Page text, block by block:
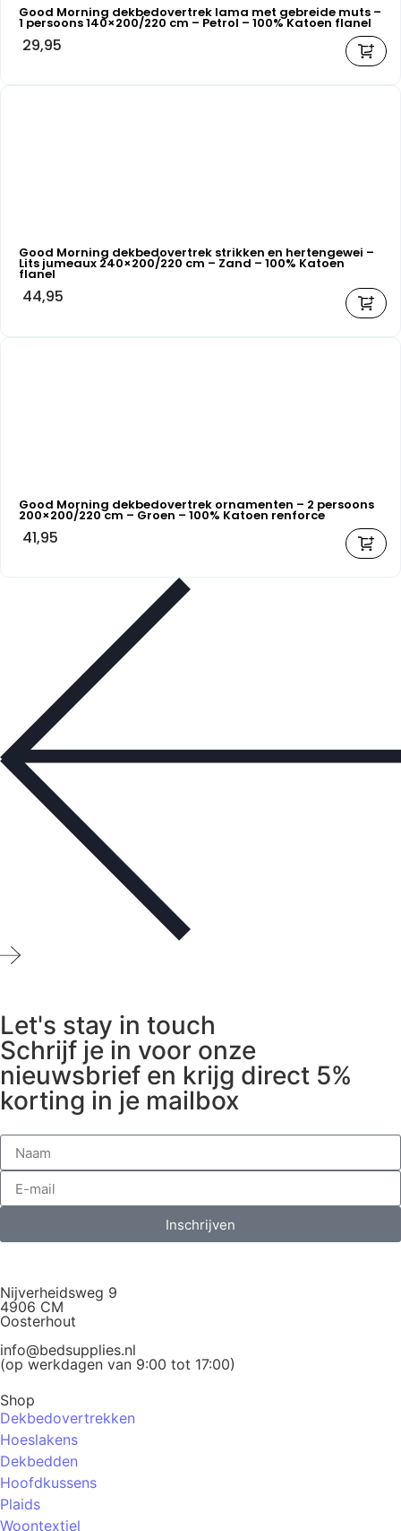
Good Morning dekbedovertrek lama met gebreide muts –
1 persoons 140×200/220 cm – Petrol – 100% Katoen flanel
29,95
Good Morning dekbedovertrek strikken en hertengewei –
Lits jumeaux 240×200/220 cm – Zand – 100% Katoen
flanel
44,95
Good Morning dekbedovertrek ornamenten – 2 persoons
200×200/220 cm – Groen – 100% Katoen renforce
41,95
Let's stay in touch
Schrijf je in voor onze
nieuwsbrief en krijg direct 5%
korting in je mailbox
Inschrijven
Nijverheidsweg 9
4906 CM
Oosterhout
info@bedsupplies.nl
(op werkdagen van 9:00 tot 17:00)
Shop
Dekbedovertrekken
Hoeslakens
Dekbedden
Hoofdkussens
Plaids
Woontextiel